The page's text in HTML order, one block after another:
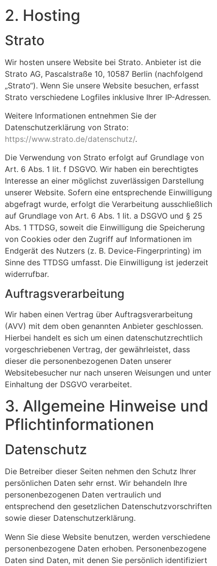
2. Hosting
Strato
Wir hosten unsere Website bei Strato. Anbieter ist die
Strato AG, Pascalstraße 10, 10587 Berlin (nachfolgend
„Strato“). Wenn Sie unsere Website besuchen, erfasst
Strato verschiedene Logfiles inklusive Ihrer IP-Adressen.
Weitere Informationen entnehmen Sie der
Datenschutzerklärung von Strato:
https://www.strato.de/datenschutz/.
Die Verwendung von Strato erfolgt auf Grundlage von
Art. 6 Abs. 1 lit. f DSGVO. Wir haben ein berechtigtes
Interesse an einer möglichst zuverlässigen Darstellung
unserer Website. Sofern eine entsprechende Einwilligung
abgefragt wurde, erfolgt die Verarbeitung ausschließlich
auf Grundlage von Art. 6 Abs. 1 lit. a DSGVO und § 25
Abs. 1 TTDSG, soweit die Einwilligung die Speicherung
von Cookies oder den Zugriff auf Informationen im
Endgerät des Nutzers (z. B. Device-Fingerprinting) im
Sinne des TTDSG umfasst. Die Einwilligung ist jederzeit
widerrufbar.
Auftragsverarbeitung
Wir haben einen Vertrag über Auftragsverarbeitung
(AVV) mit dem oben genannten Anbieter geschlossen.
Hierbei handelt es sich um einen datenschutzrechtlich
vorgeschriebenen Vertrag, der gewährleistet, dass
dieser die personenbezogenen Daten unserer
Websitebesucher nur nach unseren Weisungen und unter
Einhaltung der DSGVO verarbeitet.
3. Allgemeine Hinweise und
Pflicht­informationen
Datenschutz
Die Betreiber dieser Seiten nehmen den Schutz Ihrer
persönlichen Daten sehr ernst. Wir behandeln Ihre
personenbezogenen Daten vertraulich und
entsprechend den gesetzlichen Datenschutzvorschriften
sowie dieser Datenschutzerklärung.
Wenn Sie diese Website benutzen, werden verschiedene
personenbezogene Daten erhoben. Personenbezogene
Daten sind Daten, mit denen Sie persönlich identifiziert